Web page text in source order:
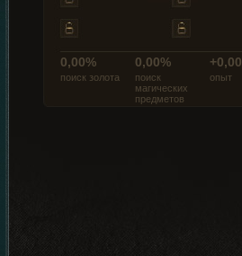
0,00%
поиск золота
0,00%
поиск
магических
предметов
+0,00
опыт